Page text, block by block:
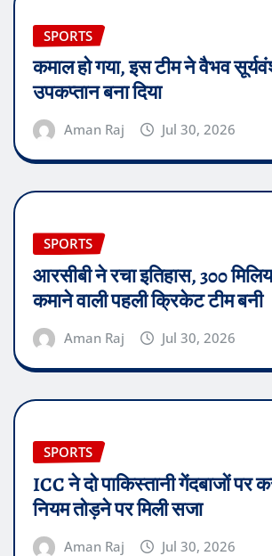
SPORTS
कमाल हो गया, इस टीम ने वैभव
उपकप्तान बना दिया
Aman Raj Jul 30, 2026
SPORTS
आरसीबी ने रचा इतिहास, 300
कमाने वाली पहली क्रिकेट टीम बनी
Aman Raj Jul 30, 2026
SPORTS
ICC ने दो पाकिस्तानी गेंदबाजों पर
नियम तोड़ने पर मिली सजा
Aman Raj Jul 30, 2026